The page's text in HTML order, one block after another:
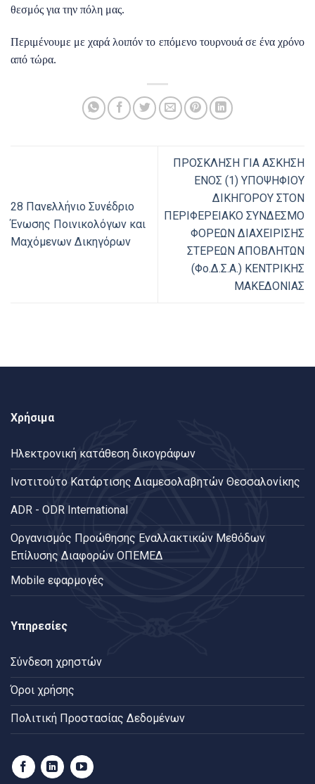
θεσμός για την πόλη μας.
Περιμένουμε με χαρά λοιπόν το επόμενο τουρνουά σε ένα χρόνο
από τώρα.
28 Πανελλήνιο Συνέδριο
Ένωσης Ποινικολόγων και
Μαχόμενων Δικηγόρων
ΠΡΟΣΚΛΗΣΗ ΓΙΑ ΑΣΚΗΣΗ
ΕΝΟΣ (1) ΥΠΟΨΗΦΙΟΥ
ΔΙΚΗΓΟΡΟΥ ΣΤΟΝ
ΠΕΡΙΦΕΡΕΙΑΚΟ ΣΥΝΔΕΣΜΟ
ΦΟΡΕΩΝ ΔΙΑΧΕΙΡΙΣΗΣ
ΣΤΕΡΕΩΝ ΑΠΟΒΛΗΤΩΝ
(Φο.Δ.Σ.Α.) ΚΕΝΤΡΙΚΗΣ
ΜΑΚΕΔΟΝΙΑΣ
Χρήσιμα
Ηλεκτρονική κατάθεση δικογράφων
Ινστιτούτο Κατάρτισης Διαμεσολαβητών Θεσσαλονίκης
ADR - ODR International
Oργανισμός Προώθησης Εναλλακτικών Μεθόδων
Επίλυσης Διαφορών ΟΠΕΜΕΔ
Mobile εφαρμογές
Υπηρεσίες
Σύνδεση χρηστών
Όροι χρήσης
Πολιτική Προστασίας Δεδομένων